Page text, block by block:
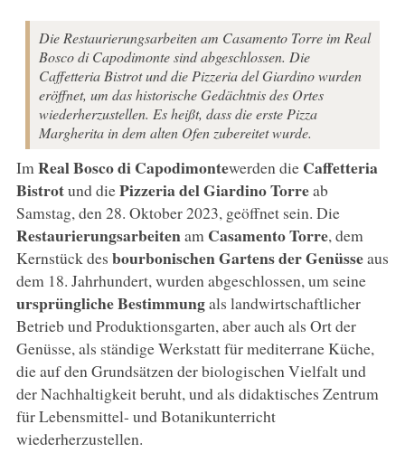
Die Restaurierungsarbeiten am Casamento Torre im Real
Bosco di Capodimonte sind abgeschlossen. Die
Caffetteria Bistrot und die Pizzeria del Giardino wurden
eröffnet, um das historische Gedächtnis des Ortes
wiederherzustellen. Es heißt, dass die erste Pizza
Margherita in dem alten Ofen zubereitet wurde.
ImReal Bosco di Capodimontewerden die Caffetteria
Bistrotund diePizzeria del Giardino Torreab
Samstag, den 28. Oktober 2023, geöffnet sein. Die
Restaurierungsarbeitenam Casamento Torre, dem
Kernstück des bourbonischen Gartens der Genüsseaus
dem 18. Jahrhundert, wurden abgeschlossen, um seine
ursprüngliche Bestimmungals landwirtschaftlicher
Betrieb und Produktionsgarten, aber auch als Ort der
Genüsse, als ständige Werkstatt für mediterrane Küche,
die auf den Grundsätzen der biologischen Vielfalt und
der Nachhaltigkeit beruht, und als didaktisches Zentrum
für Lebensmittel- und Botanikunterricht
wiederherzustellen.